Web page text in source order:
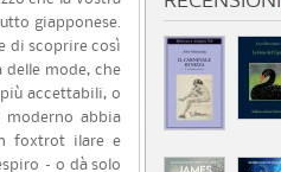
giapponese.
di scoprire così
mode, che
accettabili, o
abbia
foxtrot ilare e
– o dà solo